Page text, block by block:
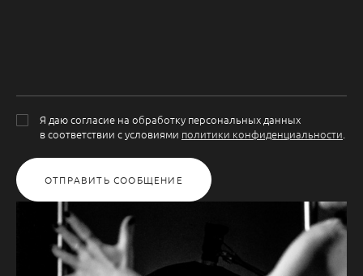
Я даю согласие на обработку персональных данных
в соответствии с условиями политики конфиденциальности.
ОТПРАВИТЬ СООБЩЕНИЕ